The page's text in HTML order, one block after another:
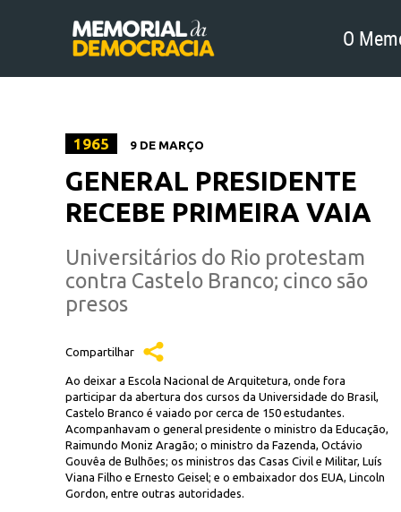
O
1965 9 DE MARÇO
GENERAL PRESIDENTE
RECEBE PRIMEIRA VAIA
Universitários do Rio protestam
contra Castelo Branco; cinco são
presos
Compartilhar
Ao deixar a Escola Nacional de Arquitetura, onde fora
participar da abertura dos cursos da Universidade do Brasil,
Castelo Branco é vaiado por cerca de 150 estudantes.
Acompanhavam o general presidente o ministro da Educação,
Raimundo Moniz Aragão; o ministro da Fazenda, Octávio
Gouvêa de Bulhões; os ministros das Casas Civil e Militar, Luís
Viana Filho e Ernesto Geisel; e o embaixador dos EUA, Lincoln
Gordon, entre outras autoridades.